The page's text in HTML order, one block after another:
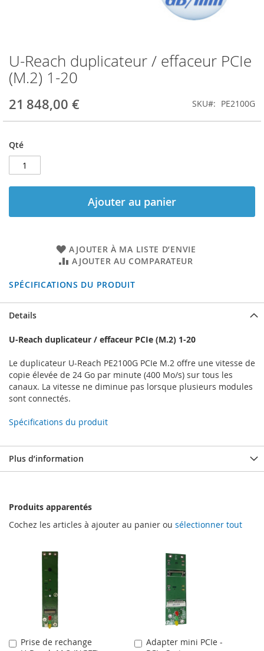
U-Reach duplicateur / effaceur PCIe
(M.2) 1-20
21 848,00 € SKU PE2100G
Qté
Ajouter au panier
AJOUTER À MA LISTE D’ENVIE
AJOUTER AU COMPARATEUR
SPÉCIFICATIONS DU PRODUIT
Skip
to
the
of
gallery
Details
U-Reach duplicateur / effaceur PCIe (M.2) 1-20
Le duplicateur U-Reach PE2100G PCIe M.2 offre une vitesse de
copie élevée de 24 Go par minute (400 Mo/s) sur tous les
canaux. La vitesse ne diminue pas lorsque plusieurs modules
sont connectés.
Spécifications du produit
Plus d’information
Produits apparentés
Cochez les articles à ajouter au panier ou sélectionner tout
Prise de rechange
Ajouter
Adapter mini PCIe -
Ajouter